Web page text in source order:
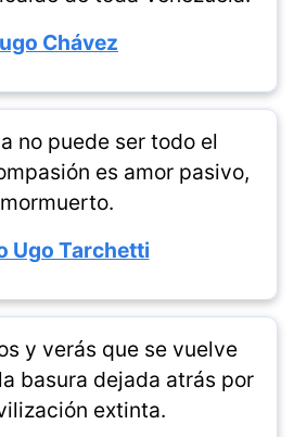
Chávez
no puede ser todo el
es amor pasivo,
Ugo Tarchetti
y verás que se vuelve
basura dejada atrás por
extinta.